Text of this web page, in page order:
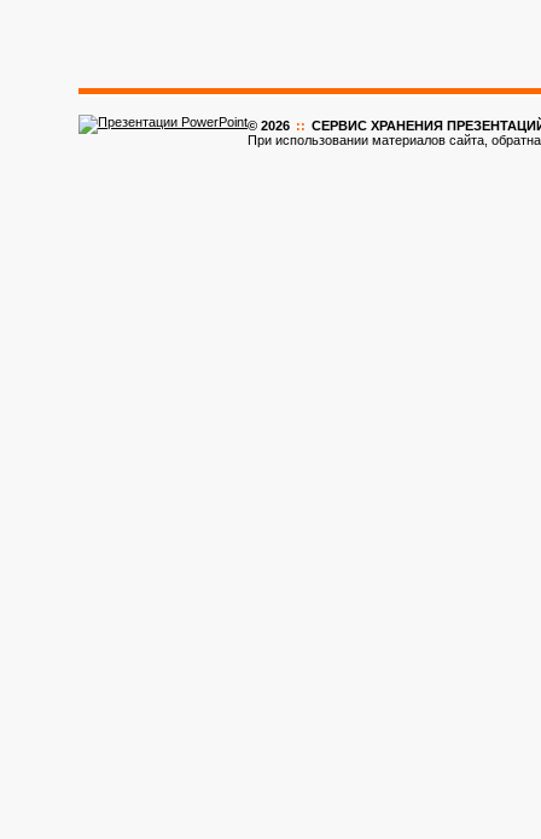
© 2026 :: CЕРВИС ХРАНЕНИЯ ПРЕЗЕНТАЦИЙ
При использовании материалов сайта,